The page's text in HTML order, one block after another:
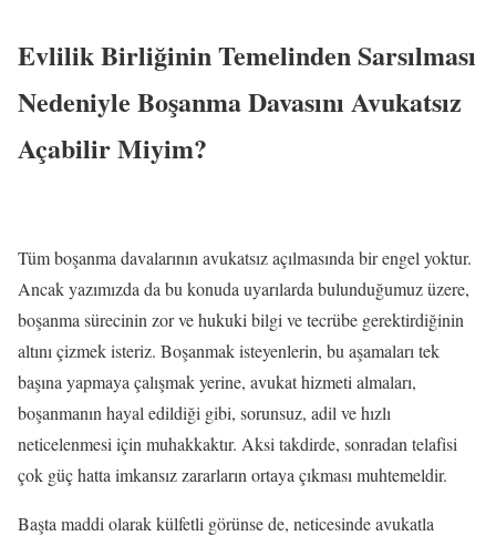
Evlilik Birliğinin Temelinden Sarsılması
Nedeniyle Boşanma Davasını Avukatsız
Açabilir Miyim?
Tüm boşanma davalarının avukatsız açılmasında bir engel yoktur.
Ancak yazımızda da bu konuda uyarılarda bulunduğumuz üzere,
boşanma sürecinin zor ve hukuki bilgi ve tecrübe gerektirdiğinin
altını çizmek isteriz. Boşanmak isteyenlerin, bu aşamaları tek
başına yapmaya çalışmak yerine, avukat hizmeti almaları,
boşanmanın hayal edildiği gibi, sorunsuz, adil ve hızlı
neticelenmesi için muhakkaktır. Aksi takdirde, sonradan telafisi
çok güç hatta imkansız zararların ortaya çıkması muhtemeldir.
Başta maddi olarak külfetli görünse de, neticesinde avukatla